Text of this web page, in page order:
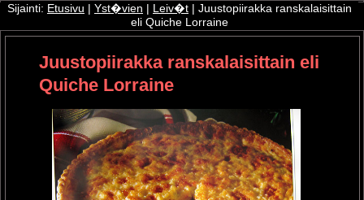
Sijainti: Etusivu Yst�vien Leiv�t | Juustopiirakka ranskalaisittain
eli Quiche Lorraine
Juustopiirakka ranskalaisittain eli
Quiche Lorraine